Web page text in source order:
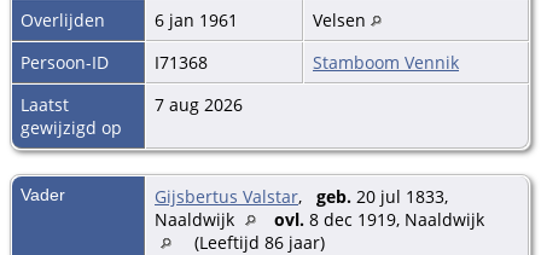
Overlijden
6 jan 1961
Velsen
Persoon-ID
I71368
Stamboom Vennik
Laatst
gewijzigd op
7 aug 2026
Vader Gijsbertus Valstar, geb. 20 jul 1833,
Naaldwijk
ovl. 8 dec 1919, Naaldwijk
(Leeftijd 86 jaar)